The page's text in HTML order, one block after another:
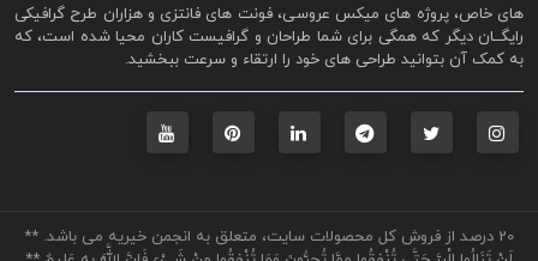
های خاص، پروژه های ميکس عروسی، فونت های فانتزی و هزاران طرح گرافیکی
رايگــان ديگر که همگی برای شما طراحان و گرافيست کاران محيا شده است، که
به کمک آن بتوانيد طراحی های خود را ارتقاء و سرعت ببخشيد.
20 درصد از فروش کل محصولات سایت، متعلق به انجمن خیریه می باشد. **